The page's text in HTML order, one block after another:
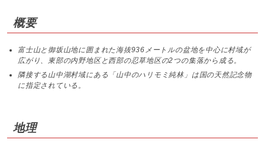
概要
富士山と御坂山地に囲まれた海抜936メートルの盆地を中心に村域が
広がり、東部の内野地区と西部の忍草地区の2つの集落から成る。
隣接する山中湖村域にある「山中のハリモミ純林」は国の天然記念物
に指定されている。
地理